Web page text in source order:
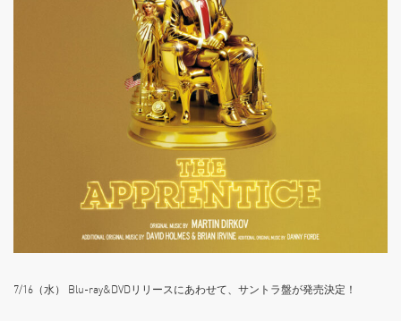
7/16（水） Blu-ray&DVDリリースにあわせて、サントラ盤が発売決定！